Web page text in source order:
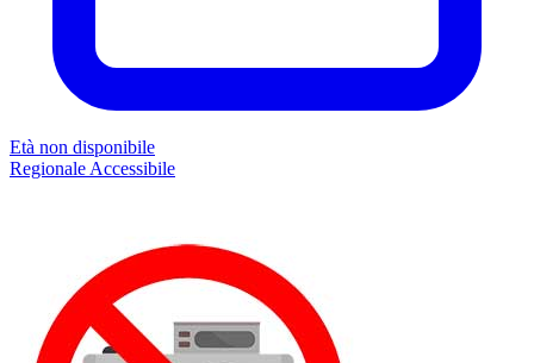
Età non disponibile
Regionale Accessibile